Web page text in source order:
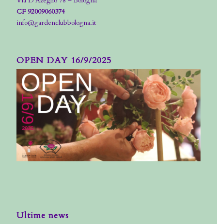
CF 92009060374
info@gardenclubbologna.it
OPEN DAY 16/9/2025
Ultime news